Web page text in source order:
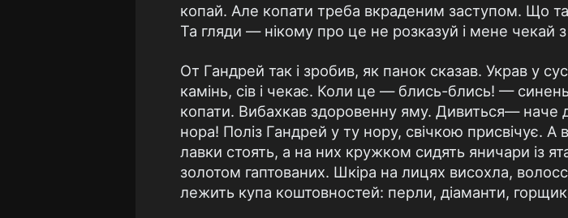
копай. Але копати треба вкраденим заступом. Що
Та гляди — нікому про це не розказуй і мене чекай
От Гандрей так і зробив, як панок сказав. Украв у
камінь, сів і чекає. Коли це — блись-блись! —
копати. Вибахкав здоровенну яму. Дивиться— наче
нора! Поліз Гандрей у ту нору, свічкою присвічує. А
лавки стоять, а на них кружком сидять яничари із
золотом гаптованих. Шкіра на лицях висохла,
лежить купа коштовностей: перли, діаманти,